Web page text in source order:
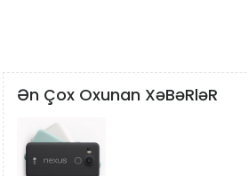
Ən Çox Oxunan XəBəRləR